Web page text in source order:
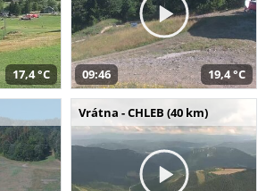
17,4 °C 09:46 19,4 °C
Vrátna - CHLEB (40 km)